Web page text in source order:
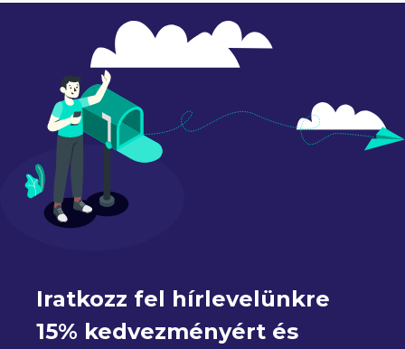
Iratkozz fel hírlevelünkre
15% kedvezményért és